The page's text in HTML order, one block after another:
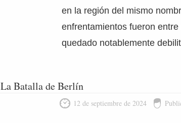
en la región del mismo
enfrentamientos fueron
quedado notablemente
La Batalla de Berlín
12 de septiembre de 2024